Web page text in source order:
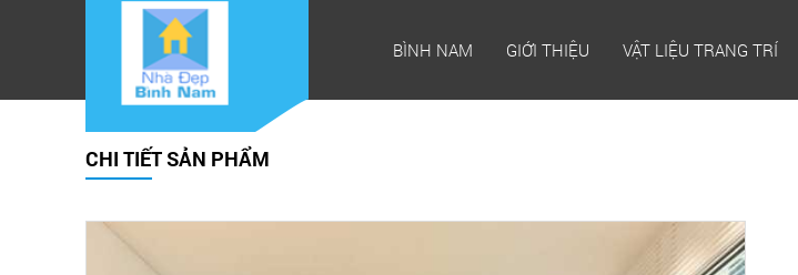
BÌNH NAM GIỚI THIỆU VẬT LIỆU TRANG TRÍ
CHI TIẾT SẢN PHẨM